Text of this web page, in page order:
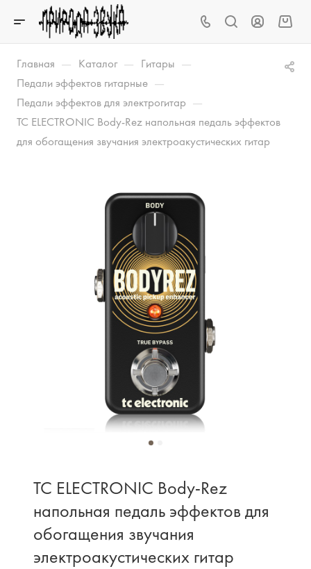
Главная — Каталог — Гитары —
Педали эффектов гитарные —
Педали эффектов для электрогитар —
TC ELECTRONIC Body-Rez напольная педаль эффектов
для обогащения звучания электроакустических гитар
TC ELECTRONIC Body-Rez
напольная педаль эффектов для
обогащения звучания
электроакустических гитар